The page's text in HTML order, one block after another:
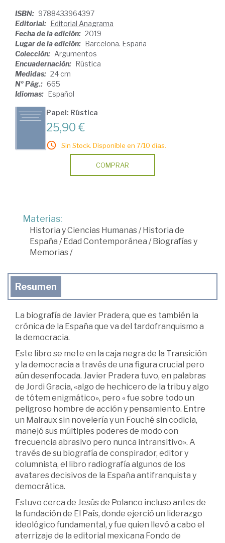
ISBN: 9788433964397
Editorial: Editorial Anagrama
Fecha de la edición: 2019
Lugar de la edición: Barcelona. España
Colección: Argumentos
Encuadernación: Rústica
Medidas: 24 cm
Nº Pág.: 665
Idiomas: Español
Papel: Rústica
25,90 €
Sin Stock. Disponible en 7/10 días.
COMPRAR
Materias:
Historia y Ciencias Humanas/Historia de
España /Edad Contemporánea /Biografías y
Memorias/
Resumen
La biografía de Javier Pradera, que es también la
crónica de la España que va del tardofranquismo a
la democracia.
Este libro se mete en la caja negra de la Transición
y la democracia a través de una figura crucial pero
aún desenfocada. Javier Pradera tuvo, en palabras
de Jordi Gracia, «algo de hechicero de la tribu y algo
de tótem enigmático», pero « fue sobre todo un
peligroso hombre de acción y pensamiento. Entre
un Malraux sin novelería y un Fouché sin codicia,
manejó sus múltiples poderes de modo con
frecuencia abrasivo pero nunca intransitivo». A
través de su biografía de conspirador, editor y
columnista, el libro radiografía algunos de los
avatares decisivos de la España antifranquista y
democrática.
Estuvo cerca de Jesús de Polanco incluso antes de
la fundación de El País, donde ejerció un liderazgo
ideológico fundamental, y fue quien llevó a cabo el
aterrizaje de la editorial mexicana Fondo de